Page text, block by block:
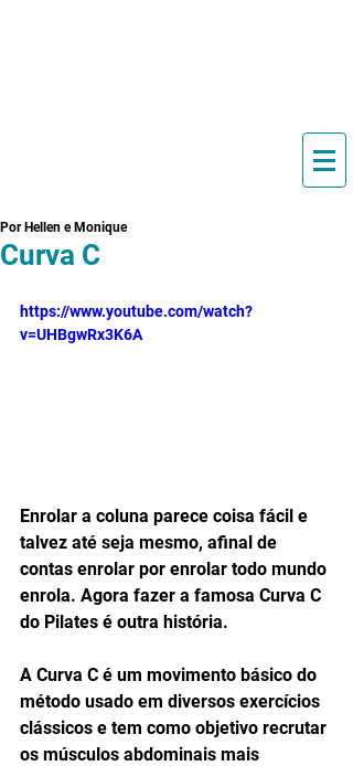
Curva C
Por Hellen e Monique
https://www.youtube.com/watch?
v=UHBgwRx3K6A
Enrolar a coluna parece coisa fácil e
talvez até seja mesmo, afinal de
contas enrolar por enrolar todo mundo
enrola. Agora fazer a famosa Curva C
do Pilates é outra história.
A Curva C é um movimento básico do
método usado em diversos exercícios
clássicos e tem como objetivo recrutar
os músculos abdominais mais